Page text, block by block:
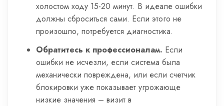
холостом ходу 15-20 минут. В идеале ошибки
должны сброситься сами. Если этого не
произошло, потребуется диагностика.
Обратитесь к профессионалам. Если
ошибки не исчезли, если система была
механически повреждена, или если счетчик
блокировки уже показывает угрожающе
низкие значения – визит в